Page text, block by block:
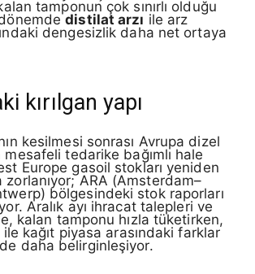
tamponun çok sınırlı olduğu
distilat arzı ile arz
dengesizlik daha net ortaya
kırılgan yapı
kesilmesi sonrası Avrupa dizel
mesafeli tedarike bağımlı hale
Europe gasoil stokları yeniden
ARA (Amsterdam–
bölgesindeki stok raporları
Aralık ayı ihracat talepleri ve
kalan tamponu hızla tüketirken,
kağıt piyasa arasındaki farklar
daha belirginleşiyor.